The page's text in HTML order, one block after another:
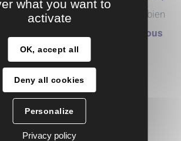
lespompes doseuses
et bien
innovantes. N'hésitez pas à
nous
aro feluwa
what you want to
activate
OK, accept all
Deny all cookies
Personalize
Privacy policy